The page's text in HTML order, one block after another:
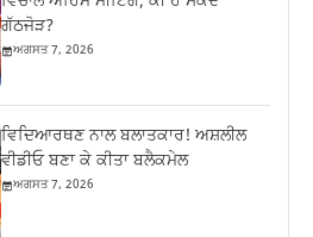
ਗੱਠਜੋੜ?
ਅਗਸਤ 7, 2026
ਵਿਦਿਆਰਥਣ ਨਾਲ ਬਲਾਤਕਾਰ! ਅਸ਼ਲੀਲ
ਵੀਡੀਓ ਬਣਾ ਕੇ ਕੀਤਾ ਬਲੈਕਮੇਲ
ਅਗਸਤ 7, 2026